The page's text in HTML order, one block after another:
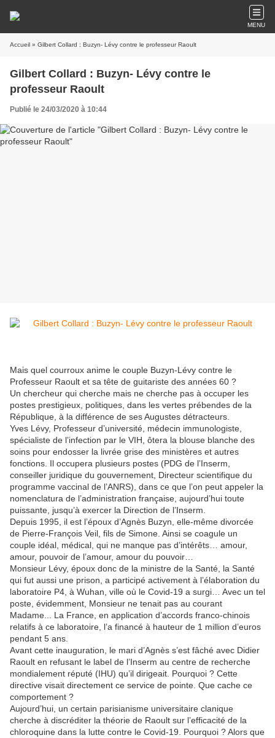
MENU
Accueil » Gilbert Collard : Buzyn- Lévy contre le professeur Raoult
Gilbert Collard : Buzyn- Lévy contre le
professeur Raoult
Publié le 24/03/2020 à 10:44
Mais quel courroux anime le couple Buzyn-Lévy contre le
Professeur Raoult et sa tête de guitariste des années 60 ?
Un chercheur qui cherche mais ne cherche pas à occuper les
postes prestigieux, politiques, dans les vertes prébendes de la
République, à la différence de ses Augustes détracteurs.
Yves Lévy, Professeur d’université, médecin immunologiste,
spécialiste de l’infection par le VIH, ôtera la blouse blanche des
soins pour endosser la livrée grise des ministères et autres
fonctions. Il occupera plusieurs postes (PDG de l’Inserm,
conseiller juridique du gouvernement, Directeur scientifique du
programme vaccinal de l’ANRS), dans ce que l’on peut appeler la
nomenclatura de l’administration française, aujourd’hui toute
puissante, jusqu’à exercer la Direction de l’Inserm.
Depuis 1995, il est l’époux d’Agnès Buzyn, elle-même divorcée
de Pierre-François Veil, fils de Simone. Ainsi se coagule un
couple idéal, médical, qui ne manque pas d’intérêts… amour,
amour, pouvoir de l’amour, amour du pouvoir…
Monsieur Lévy, époux donc de la ministre de la Santé, la Santé
qui fut aussi une prison, a participé activement à l’élaboration du
laboratoire P4, à Wuhan, ville où le Covid-19 a surgi… Avec un tel
poste, évidemment, Monsieur ne tenait pas au courant
Madame... La France, en application d’accords franco-chinois
relatifs à ce laboratoire, l’a financé à hauteur de 1 million d’euros
pendant 5 ans.
Avant cette inauguration, le mari d’Agnès s’est fâché avec Didier
Raoult en refusant le label de l’Inserm au centre de recherche
mondialement réputé (IHU) qu’il dirigeait. Pourquoi ? Cette
directive visait directement ce service de pointe. Que cache ce
comportement ?
Aujourd’hui, un certain parisianisme universitaire clanique
cherche à discréditer la théorie de Raoult sur l’efficacité de la
chloroquine dans la lutte contre le Covid-19. Pourquoi ? Alors que